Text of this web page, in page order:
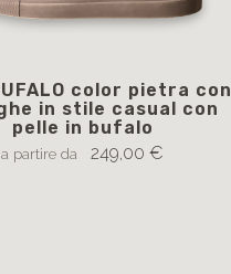
color pietra con
in stile casual con
pelle in bufalo
a partire da 249,00 €